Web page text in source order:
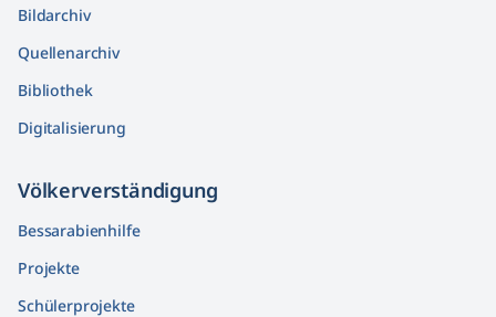
Bildarchiv
Quellenarchiv
Bibliothek
Digitalisierung
Völkerver­ständigung
Bessarabienhilfe
Projekte
Schülerprojekte